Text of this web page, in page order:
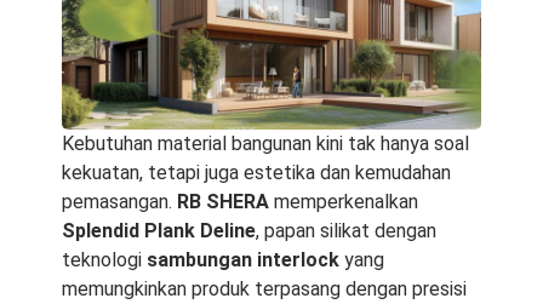
Kebutuhan material bangunan kini tak hanya soal
kekuatan, tetapi juga estetika dan kemudahan
pemasangan. RB SHERAmemperkenalkan
Splendid Plank Deline, papan silikat dengan
teknologi sambungan interlockyang
memungkinkan produk terpasang dengan presisi